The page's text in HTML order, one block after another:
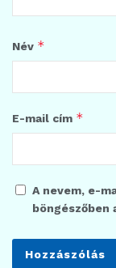
Név *
E-mail cím *
A nevem, e-
böngészőben